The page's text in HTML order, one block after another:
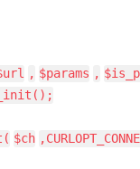
, $params ,
$ch